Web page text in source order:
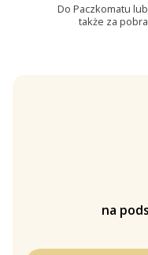
Do Paczkomatu
także za
na